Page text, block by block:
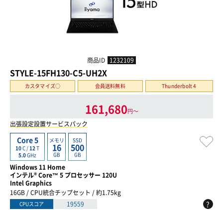
商品ID 1232109
STYLE-15FH130-C5-UH2X
カスタマイズ○ 会員送料無料 Thunderbolt 4
161,680円〜
出張設定設置サービスパック
Core 5
10C / 12 T
5.0GHz
メモリ
16
GB
SSD
500
GB
Windows 11 Home
インテル® Core™ 5 プロセッサー 120U
Intel Graphics
16GB / CPU統合チップセット / 約1.75kg
CPUスコア 19559 ?